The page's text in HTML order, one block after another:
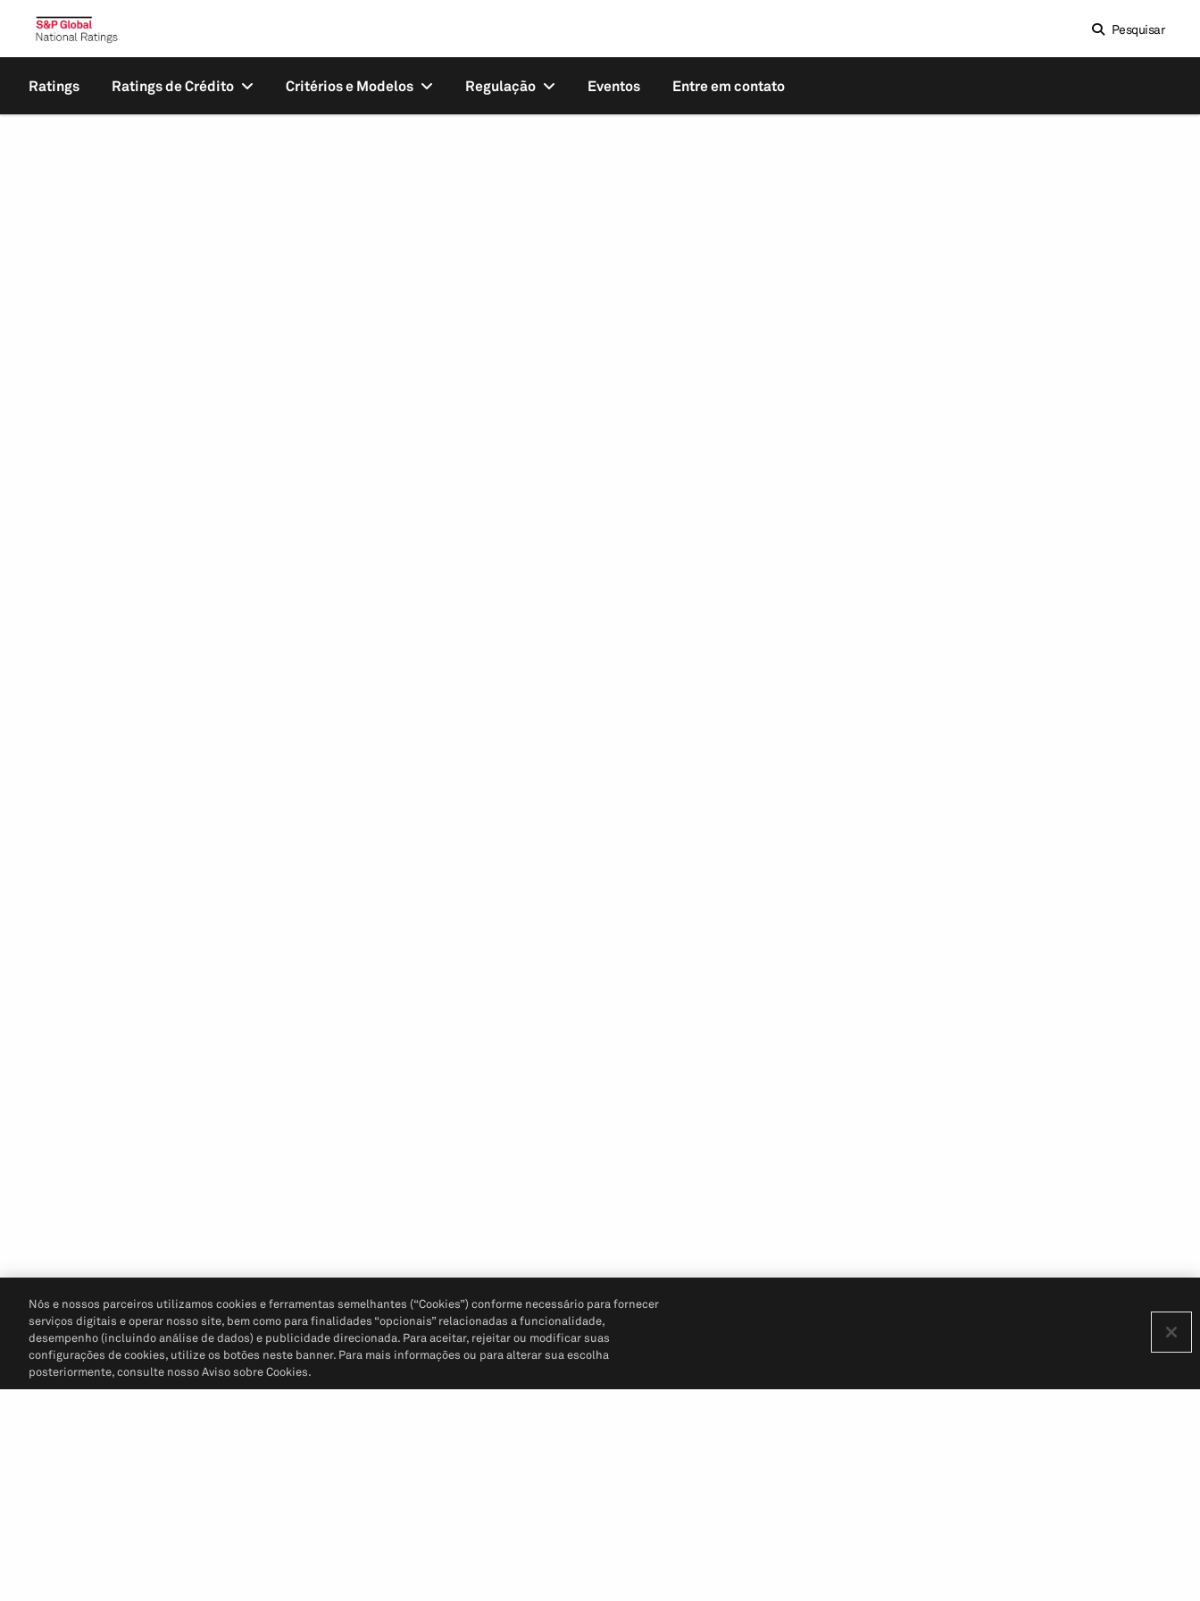
Pesquisar
Ratings Ratings de Crédito Critérios e Modelos Regulação Eventos Entre em contato
Nós e nossos parceiros utilizamos cookies e ferramentas semelhantes (“Cookies”) conforme necessário para fornecer
serviços digitais e operar nosso site, bem como para finalidades “opcionais” relacionadas a funcionalidade,
desempenho (incluindo análise de dados) e publicidade direcionada. Para aceitar, rejeitar ou modificar suas
configurações de cookies, utilize os botões neste banner. Para mais informações ou para alterar sua escolha
posteriormente, consulte nosso Aviso sobre Cookies.